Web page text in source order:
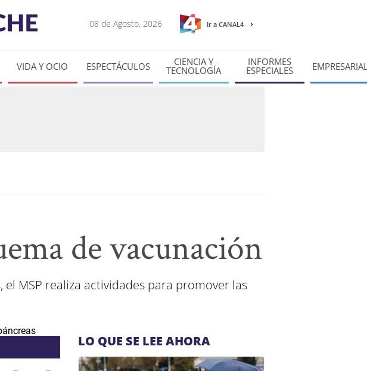
08 de Agosto, 2026 Ir a CANAL4
VIDA Y OCIO ESPECTÁCULOS CIENCIA Y
TECNOLOGÍA
INFORMES
ESPECIALES
de vacunación
el MSP realiza actividades para promover las
LO QUE SE LEE AHORA